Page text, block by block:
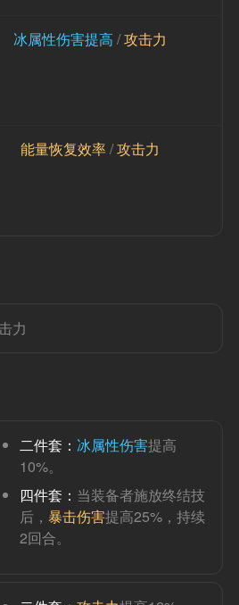
冰属性伤害提高 / 攻击力
能量恢复效率 / 攻击力
力
二件套： 冰属性伤害提高
10%。
四件套： 当装备者施放终结技
后，暴击伤害提高25%，持续
2回合。